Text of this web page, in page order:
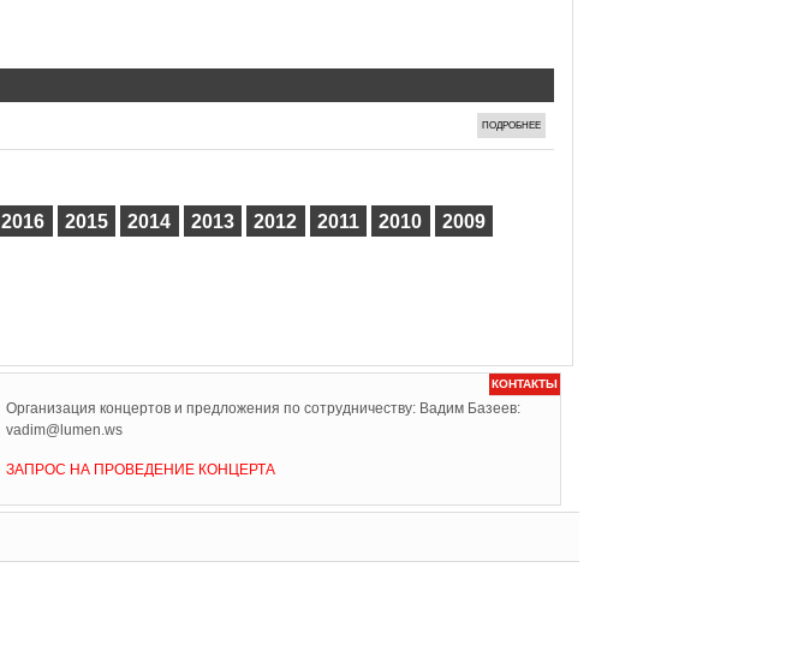
ПОДРОБНЕЕ
2016 2015 2014 2013 2012 2011 2010
2009
КОНТАКТЫ
Организация концертов и предложения по сотрудничеству: Вадим Базеев:
vadim@lumen.ws
ЗАПРОС НА ПРОВЕДЕНИЕ КОНЦЕРТА